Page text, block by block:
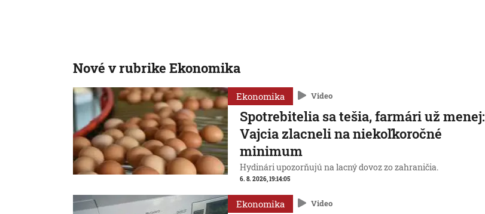
Nové v rubrike Ekonomika
Ekonomika Video
Spotrebitelia sa tešia, farmári už menej:
Vajcia zlacneli na niekoľkoročné
minimum
Hydinári upozorňujú na lacný dovoz zo zahraničia.
6. 8. 2026, 19:14:05
Ekonomika Video